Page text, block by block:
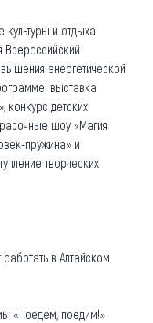
культуры и отдыха
Всероссийский
энергетической
выставка
конкурс детских
шоу «Магия
пружина» и
творческих
в Алтайском
«Поедем, поедим!»